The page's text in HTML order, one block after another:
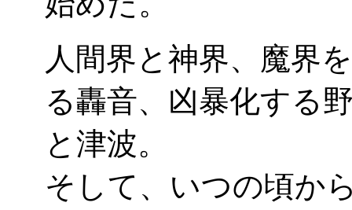
人間界と神界、魔界
る轟音、凶暴化する
と津波。
そして、いつの頃か